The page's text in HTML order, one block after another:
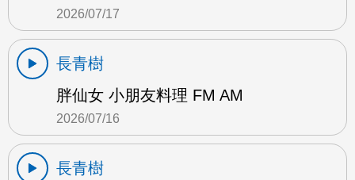
2026/07/17
長青樹
胖仙女 小朋友料理 FM AM
2026/07/16
長青樹